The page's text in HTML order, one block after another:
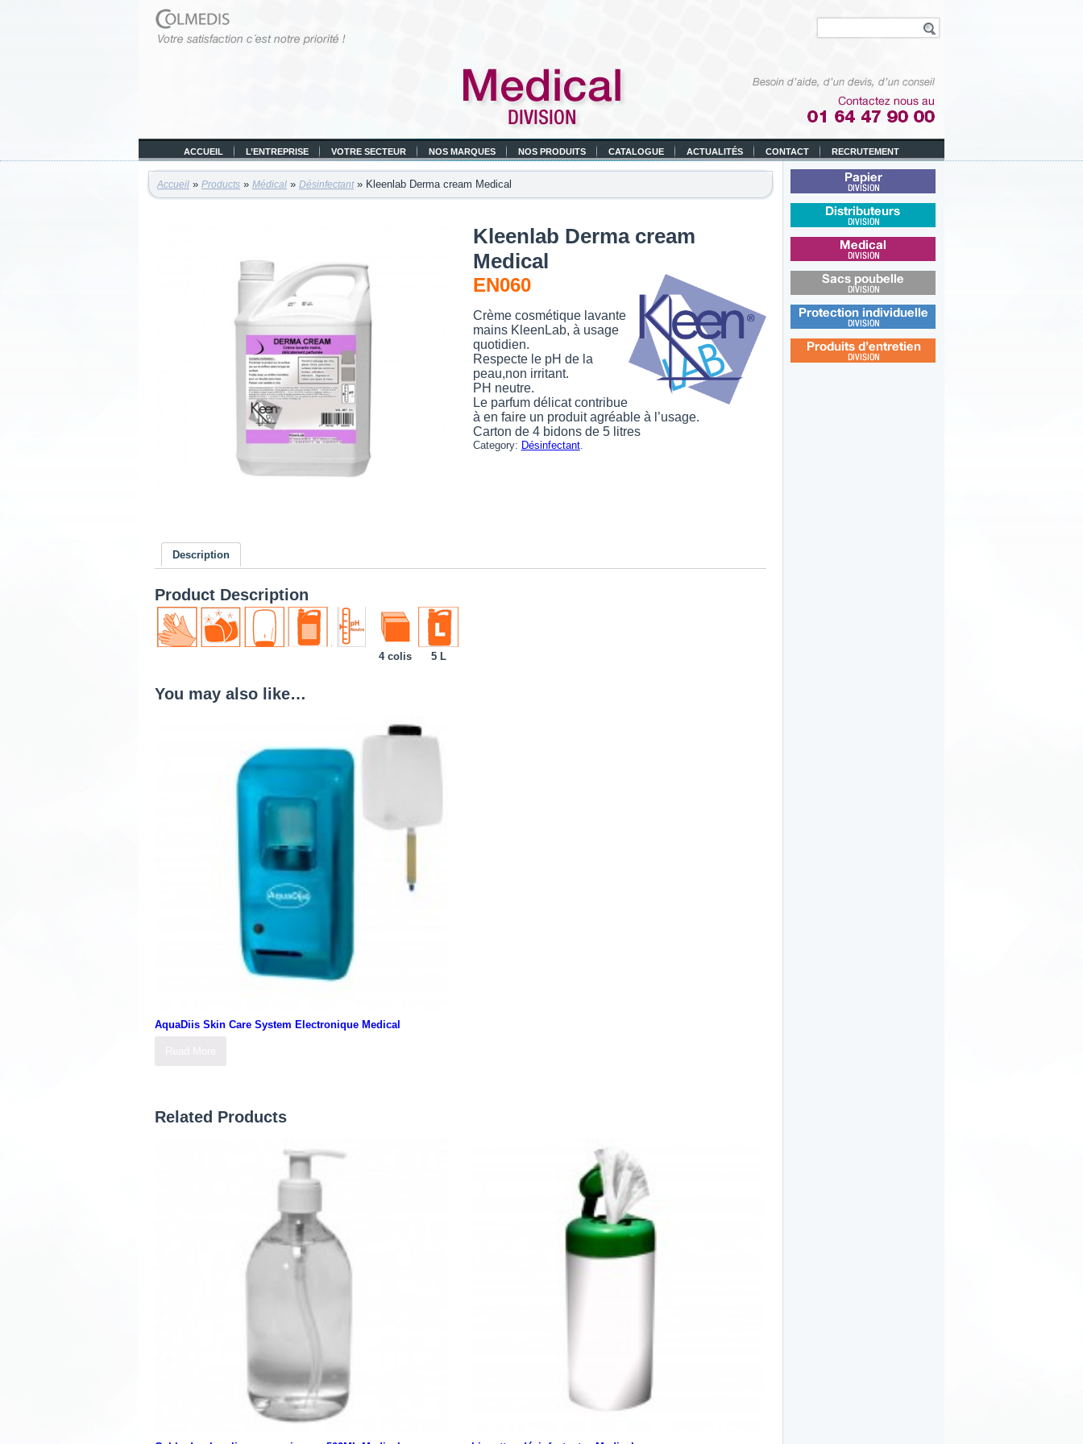
ACCUEIL L’ENTREPRISE VOTRE SECTEUR NOS MARQUES NOS PRODUITS CATALOGUE ACTUALITÉS CONTACT RECRUTEMENT
Accueil » Products » Médical » Désinfectant» Kleenlab Derma cream Medical
Kleenlab Derma cream
Medical
EN060
Crème cosmétique lavante
mains KleenLab, à usage
quotidien.
Respecte le pH de la
peau,non irritant.
PH neutre.
Le parfum délicat contribue
à en faire un produit agréable à l’usage.
Carton de 4 bidons de 5 litres
Category: Désinfectant.
Description
Product Description
4 colis 5 L
You may also like…
AquaDiis Skin Care System Electronique Medical
Related Products